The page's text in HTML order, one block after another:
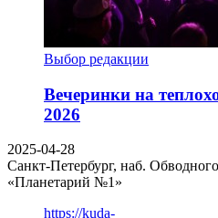
Выбор редакции
Вечеринки на
2026
2025-04-28
Санкт-Петербург, наб.
«Планетарий №1»
https://kuda-